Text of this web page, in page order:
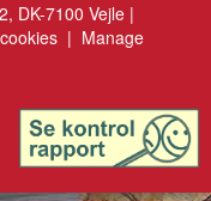
DK-7100 Vejle |
| Manage